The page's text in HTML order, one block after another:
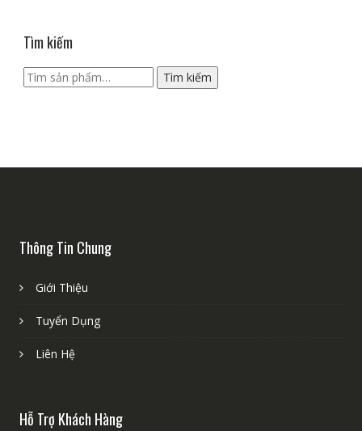
Tìm kiếm
Tìm
kiếm:
Tìm kiếm
Thông Tin Chung
Giới Thiệu
Tuyển Dụng
Liên Hệ
Hỗ Trợ Khách Hàng